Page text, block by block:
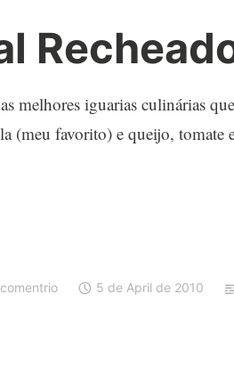
melhores iguarias culinárias
(meu favorito) e queijo, tomate
5 de April de 2010